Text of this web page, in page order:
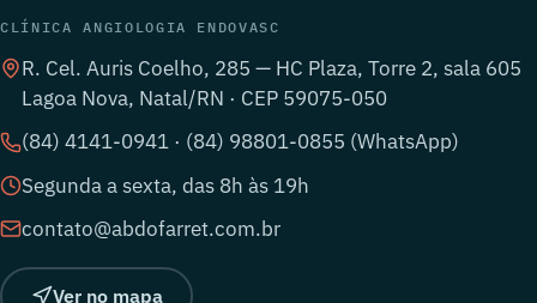
CLÍNICA ANGIOLOGIA ENDOVASC
R. Cel. Auris Coelho, 285 — HC Plaza, Torre 2, sala 605
Lagoa Nova, Natal/RN · CEP 59075-050
(84) 4141-0941 · (84) 98801-0855 (WhatsApp)
Segunda a sexta, das 8h às 19h
contato@abdofarret.com.br
Ver no mapa